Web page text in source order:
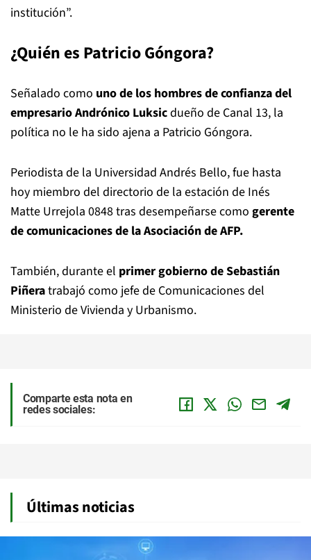
institución”.
¿Quién es Patricio Góngora?
Señalado como uno de los hombres de confianza del
empresario Andrónico Luksicdueño de Canal 13, la
política no le ha sido ajena a Patricio Góngora.
Periodista de la Universidad Andrés Bello, fue hasta
hoy miembro del directorio de la estación de Inés
Matte Urrejola 0848 tras desempeñarse como gerente
de comunicaciones de la Asociación de AFP.
También, durante el primer gobierno de Sebastián
Piñeratrabajó como jefe de Comunicaciones del
Ministerio de Vivienda y Urbanismo.
Comparte esta nota en
redes sociales:
Últimas noticias